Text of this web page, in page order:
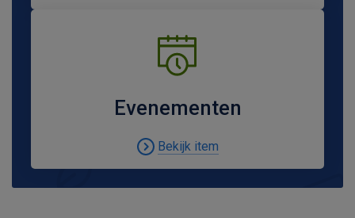
Evenementen
Bekijk item